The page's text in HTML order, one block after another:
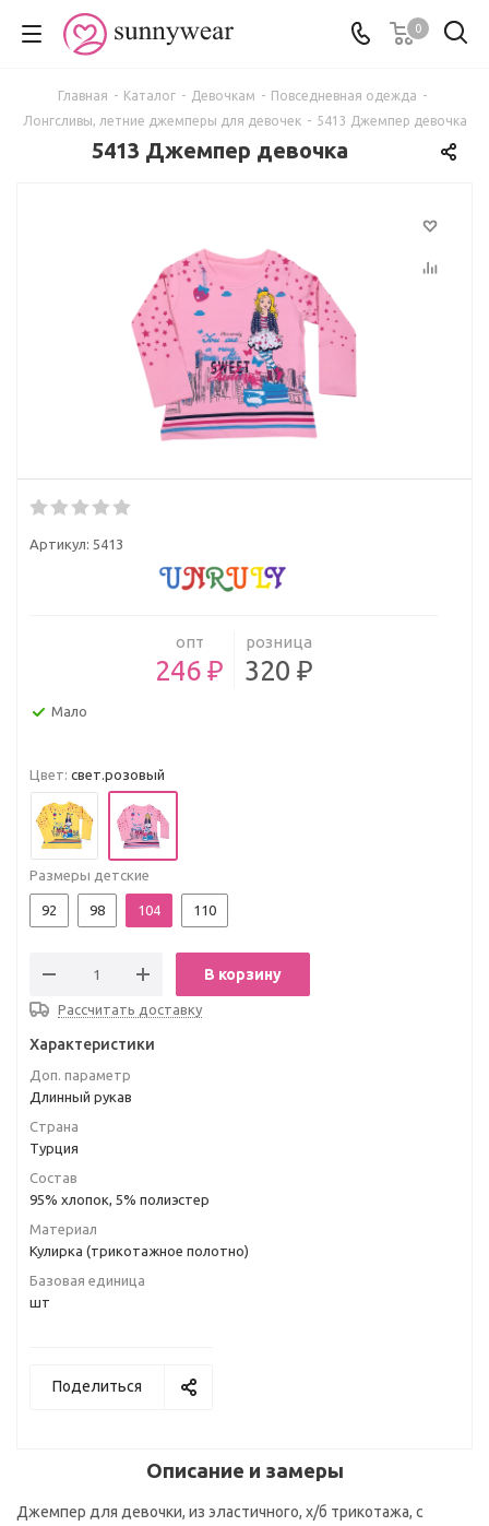
0
Главная - Каталог - Девочкам - Повседневная одежда -
Лонгсливы, летние джемперы для девочек - 5413 Джемпер девочка
5413 Джемпер девочка
Артикул: 5413
опт
246 ₽
розница
320 ₽
Мало
Цвет: свет.розовый
Размеры детские
92 98 104 110
В корзину
Рассчитать доставку
Характеристики
Доп. параметр
Длинный рукав
Страна
Турция
Состав
95% хлопок, 5% полиэстер
Материал
Кулирка (трикотажное полотно)
Базовая единица
шт
Поделиться
Описание и замеры
Джемпер для девочки, из эластичного, х/б трикотажа, с